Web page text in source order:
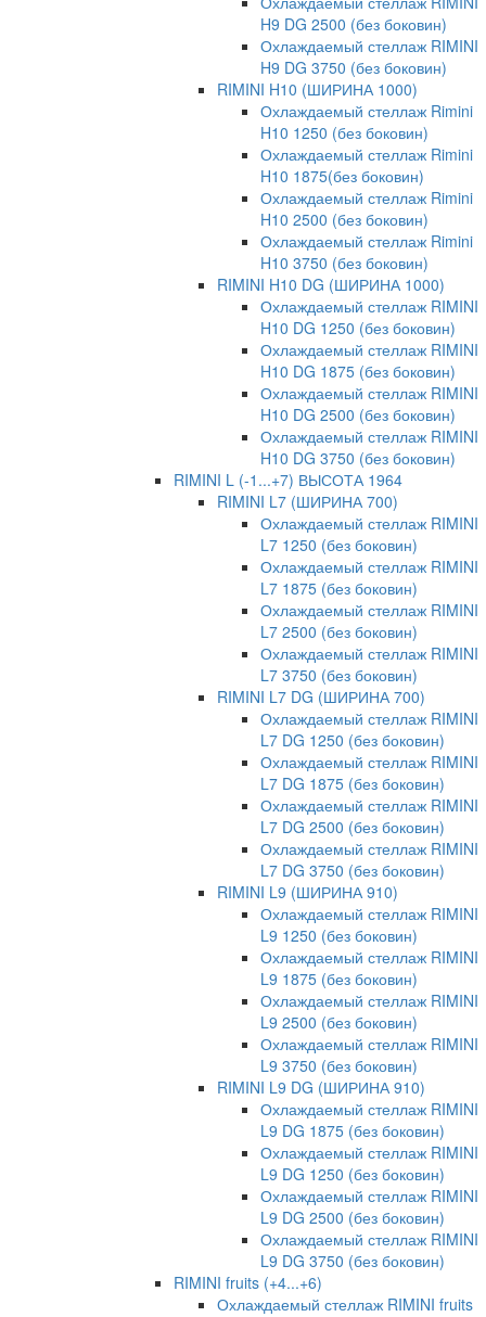
H9 DG 2500 (без боковин)
Охлаждаемый стеллаж RIMINI
H9 DG 3750 (без боковин)
RIMINI H10 (ШИРИНА 1000)
Охлаждаемый стеллаж Rimini
H10 1250 (без боковин)
Охлаждаемый стеллаж Rimini
H10 1875(без боковин)
Охлаждаемый стеллаж Rimini
H10 2500 (без боковин)
Охлаждаемый стеллаж Rimini
H10 3750 (без боковин)
RIMINI H10 DG (ШИРИНА 1000)
Охлаждаемый стеллаж RIMINI
H10 DG 1250 (без боковин)
Охлаждаемый стеллаж RIMINI
H10 DG 1875 (без боковин)
Охлаждаемый стеллаж RIMINI
H10 DG 2500 (без боковин)
Охлаждаемый стеллаж RIMINI
H10 DG 3750 (без боковин)
RIMINI L (-1...+7) ВЫСОТА 1964
RIMINI L7 (ШИРИНА 700)
Охлаждаемый стеллаж RIMINI
L7 1250 (без боковин)
Охлаждаемый стеллаж RIMINI
L7 1875 (без боковин)
Охлаждаемый стеллаж RIMINI
L7 2500 (без боковин)
Охлаждаемый стеллаж RIMINI
L7 3750 (без боковин)
RIMINI L7 DG (ШИРИНА 700)
Охлаждаемый стеллаж RIMINI
L7 DG 1250 (без боковин)
Охлаждаемый стеллаж RIMINI
L7 DG 1875 (без боковин)
Охлаждаемый стеллаж RIMINI
L7 DG 2500 (без боковин)
Охлаждаемый стеллаж RIMINI
L7 DG 3750 (без боковин)
RIMINI L9 (ШИРИНА 910)
Охлаждаемый стеллаж RIMINI
L9 1250 (без боковин)
Охлаждаемый стеллаж RIMINI
L9 1875 (без боковин)
Охлаждаемый стеллаж RIMINI
L9 2500 (без боковин)
Охлаждаемый стеллаж RIMINI
L9 3750 (без боковин)
RIMINI L9 DG (ШИРИНА 910)
Охлаждаемый стеллаж RIMINI
L9 DG 1875 (без боковин)
Охлаждаемый стеллаж RIMINI
L9 DG 1250 (без боковин)
Охлаждаемый стеллаж RIMINI
L9 DG 2500 (без боковин)
Охлаждаемый стеллаж RIMINI
L9 DG 3750 (без боковин)
RIMINI fruits (+4...+6)
Охлаждаемый стеллаж RIMINI fruits